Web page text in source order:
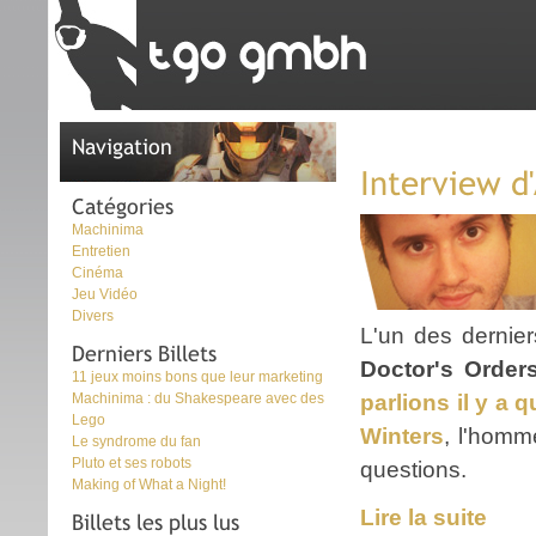
Navigation
Catégories
Machinima
Entretien
Cinéma
Jeu Vidéo
Divers
Derniers Billets
11 jeux moins bons que leur marketing
Machinima : du Shakespeare avec des
Lego
Le syndrome du fan
Pluto et ses robots
Making of What a Night!
Billets les plus lus
Interview
L'un des
Doctor's
parlions il y a
Winters,
questions.
Lire la suite